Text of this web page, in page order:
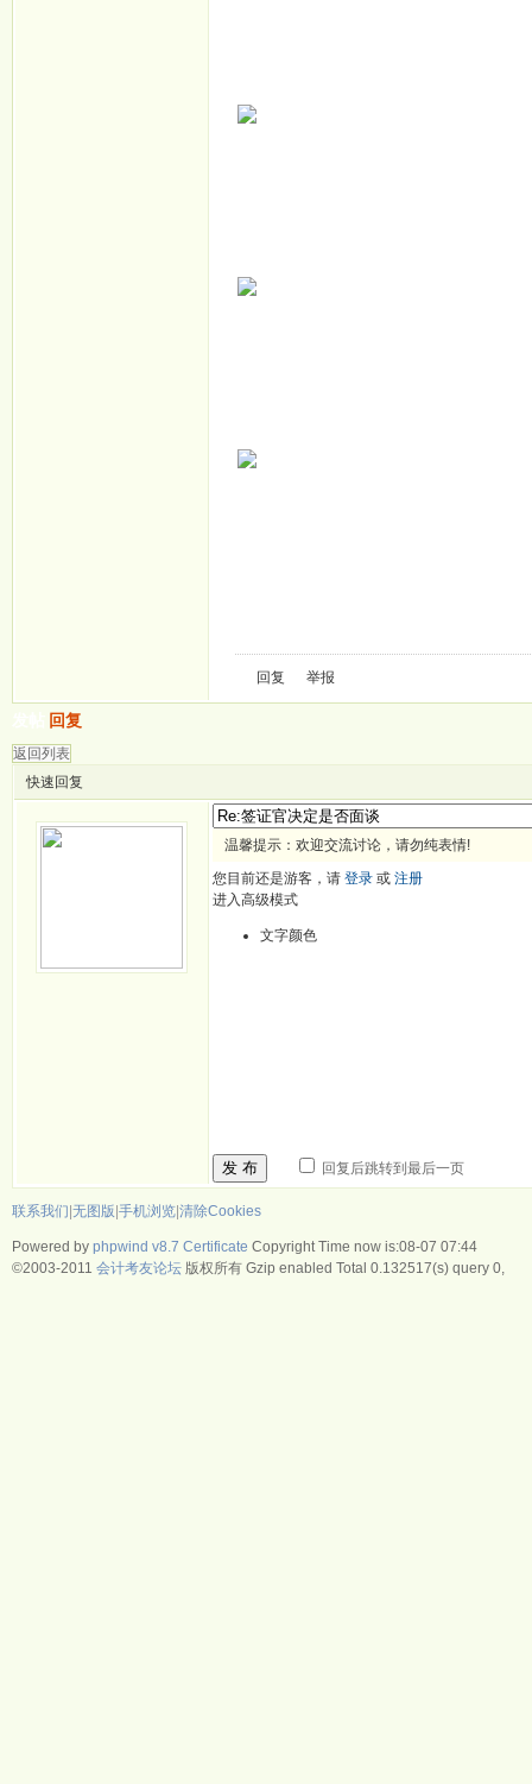
回复 举报
回复
返回列表
快速回复
温馨提示：欢迎交流讨论，请勿纯表情!
您目前还是游客，请 登录 或 注册
进入高级模式
文字颜色
发 布 回复后跳转到最后一页
联系我们 无图版 手机浏览 清除Cookies
Powered by phpwind v8.7 Certificate Copyright Time now is:08-07 07:44
©2003-2011 会计考友论坛 版权所有 Gzip enabled Total 0.132517(s) query 0,